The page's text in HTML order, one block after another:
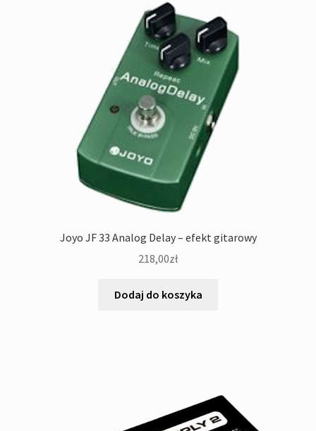
Joyo JF 33 Analog Delay – efekt gitarowy
218,00zł
Dodaj do koszyka